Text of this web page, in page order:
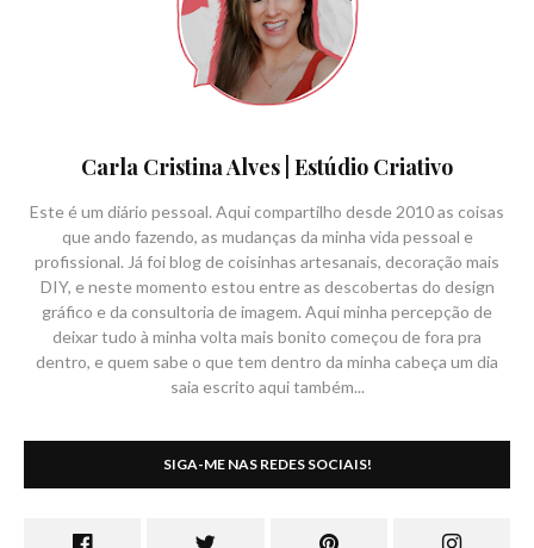
Carla Cristina Alves | Estúdio Criativo
Este é um diário pessoal. Aqui compartilho desde 2010 as coisas
que ando fazendo, as mudanças da minha vida pessoal e
profissional. Já foi blog de coisinhas artesanais, decoração mais
DIY, e neste momento estou entre as descobertas do design
gráfico e da consultoria de imagem. Aqui minha percepção de
deixar tudo à minha volta mais bonito começou de fora pra
dentro, e quem sabe o que tem dentro da minha cabeça um dia
saia escrito aqui também...
SIGA-ME NAS REDES SOCIAIS!